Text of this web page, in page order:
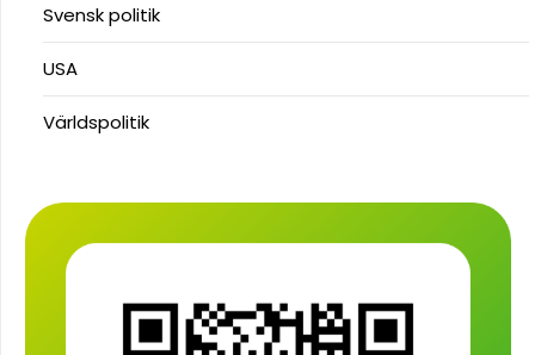
Svensk politik
USA
Världspolitik